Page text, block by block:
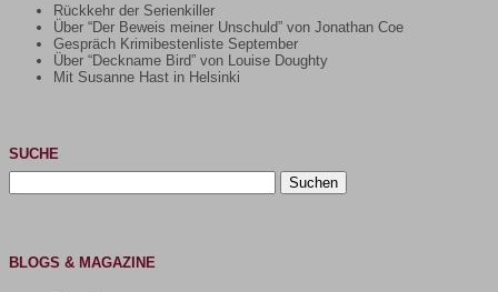
Rückkehr der Serienkiller
Über “Der Beweis meiner Unschuld” von Jonathan Coe
Gespräch Krimibestenliste September
Über “Deckname Bird” von Louise Doughty
Mit Susanne Hast in Helsinki
SUCHE
Suchen
nach:
BLOGS & MAGAZINE